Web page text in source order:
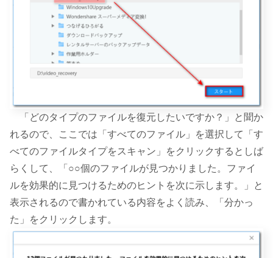
「どのタイプのファイルを復元したいですか？」と聞か
れるので、ここでは「すべてのファイル」を選択して「す
べてのファイルタイプをスキャン」をクリックするとしば
らくして、「○○個のファイルが見つかりました。ファイ
ルを効果的に見つけるためのヒントを次に示します。」と
表示されるので書かれている内容をよく読み、「分かっ
た」をクリックします。